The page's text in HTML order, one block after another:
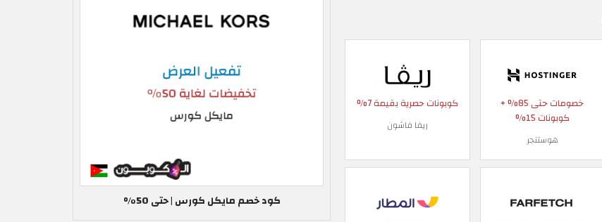
خصومات حتى 85% +
كوبونات 15%
هوستنجر
كوبونات حصرية بقيمة 7%
ريفا فاشون
كود خصم مايكل كورس | حتى 50%